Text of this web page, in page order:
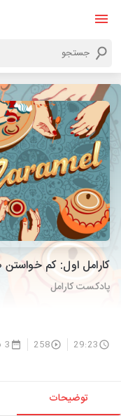
کارامل اول: کم
پادکست کارامل
29:23
258 3 سال پیش
توضیحات